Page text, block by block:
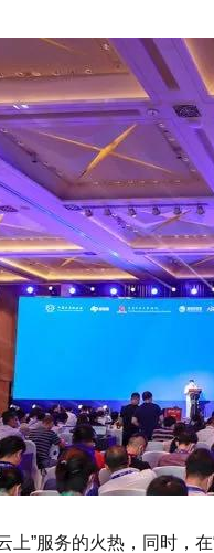
”服务的火热，同时，